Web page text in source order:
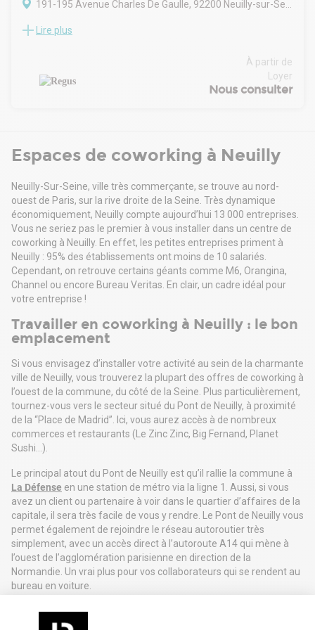
191-195 Avenue Charles De Gaulle, 92200 Neuilly-sur-Seine
Situé idéalement entre le quartier central des affaires de
entreprises. Le centre est idéalement positionné sur l'avenue
Charles de Gaulle, un axe stratégique qui permet d'atteindre
et la Gare de Lyon. Depuis de nombreuses années, ces atouts
secteurs comme les médias, l'industrie pharmaceutique, les
banques, le recrutement ou l'assurance. Considéré comme
une des villes les plus riches de France, Neuilly-sur-Seine
offre un environnement de qualité avec de nombreux
commerces et restaurants, et un cadre de détente
verdoyant avec la proximité du Bois de Boulogne.
L'immeuble a été entièrement rénové en 2011.
Lire plus
À partir de
Loyer
Nous consulter
Espaces de coworking à Neuilly
Neuilly-Sur-Seine, ville très commerçante, se trouve au nord-
ouest de Paris, sur la rive droite de la Seine. Très dynamique
économiquement, Neuilly compte aujourd’hui 13 000 entreprises.
Vous ne seriez pas le premier à vous installer dans un centre de
coworking à Neuilly. En effet, les petites entreprises priment à
Neuilly : 95% des établissements ont moins de 10 salariés.
Cependant, on retrouve certains géants comme M6, Orangina,
Channel ou encore Bureau Veritas. En clair, un cadre idéal pour
votre entreprise !
Travailler en coworking à Neuilly : le bon
emplacement
Si vous envisagez d’installer votre activité au sein de la charmante
ville de Neuilly, vous trouverez la plupart des offres de coworking à
l’ouest de la commune, du côté de la Seine. Plus particulièrement,
tournez-vous vers le secteur situé du Pont de Neuilly, à proximité
de la “Place de Madrid”. Ici, vous aurez accès à de nombreux
commerces et restaurants (Le Zinc Zinc, Big Fernand, Planet
Sushi...).
Le principal atout du Pont de Neuilly est qu’il rallie la commune à
La Défense en une station de métro via la ligne 1. Aussi, si vous
avez un client ou partenaire à voir dans le quartier d’affaires de la
capitale, il sera très facile de vous y rendre. Le Pont de Neuilly vous
permet également de rejoindre le réseau autoroutier très
simplement, avec un accès direct à l’autoroute A14 qui mène à
l’ouest de l’agglomération parisienne en direction de la
Normandie. Un vrai plus pour vos collaborateurs qui se rendent au
bureau en voiture.
Par ailleurs, sachez que le Pont de Neuilly est le point de départ de
l’Avenue Charles de Gaulle. Cet axe majeur s’étend d’est en ouest